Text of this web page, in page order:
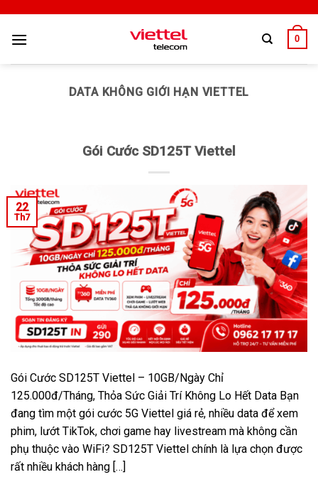
0
DATA KHÔNG GIỚI HẠN VIETTEL
Gói Cước SD125T Viettel
22
Th7
Gói Cước SD125T Viettel – 10GB/Ngày Chỉ
125.000đ/Tháng, Thỏa Sức Giải Trí Không Lo Hết Data Bạn
đang tìm một gói cước 5G Viettel giá rẻ, nhiều data để xem
phim, lướt TikTok, chơi game hay livestream mà không cần
phụ thuộc vào WiFi? SD125T Viettel chính là lựa chọn được
rất nhiều khách hàng […]